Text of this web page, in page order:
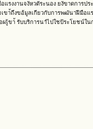
รงงานจงัหวดัระนอง ยงัขาดการป
า้ถึงขอ้มูลเกียวกับการพฒันาฝีมือแ
เู้ขา้ รับบริการนาํไปใชป้ระโยชน์ใน